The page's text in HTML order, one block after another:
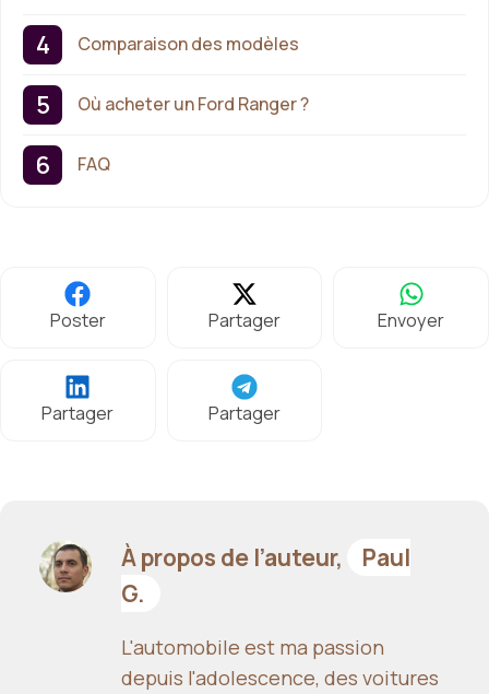
Comparaison des modèles
Où acheter un Ford Ranger ?
FAQ
Poster Partager Envoyer
Partager Partager
À propos de l’auteur,
Paul
G.
L'automobile est ma passion
depuis l'adolescence, des voitures